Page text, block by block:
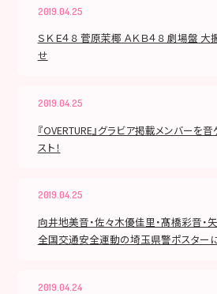
2019.04.25
ＳＫＥ４８ 菅原茉椰 ＡＫＢ４８ 劇場盤
せ
2019.04.25
『OVERTURE』グラビア掲載メンバーを音
スト！
2019.04.25
向井地美音・佐々木優佳里・髙橋彩音・
全国交通安全運動の埼玉県警ポスター
2019.04.24